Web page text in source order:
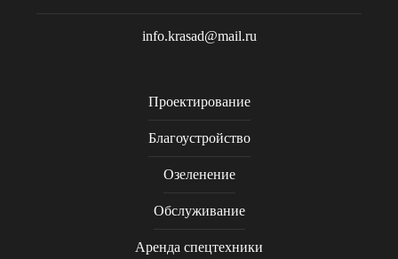
info.krasad@mail.ru
Проектирование
Благоустройство
Озеленение
Обслуживание
Аренда спецтехники